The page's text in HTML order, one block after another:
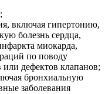
включая гипертонию,
болезнь сердца,
миокарда,
по поводу
дефектов клапанов;
бронхиальную
заболевания